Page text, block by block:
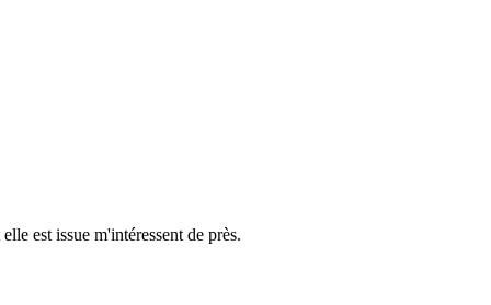
est issue m'intéressent de près.